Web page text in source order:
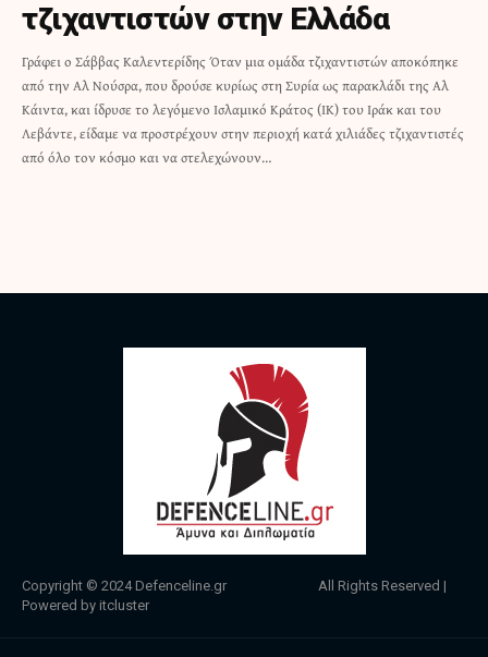
τζιχαντιστών στην Ελλάδα
Γράφει ο Σάββας Καλεντερίδης Όταν μια ομάδα τζιχαντιστών αποκόπηκε
από την Αλ Νούσρα, που δρούσε κυρίως στη Συρία ως παρακλάδι της Αλ
Κάιντα, και ίδρυσε το λεγόμενο Ισλαμικό Κράτος (ΙΚ) του Ιράκ και του
Λεβάντε, είδαμε να προστρέχουν στην περιοχή κατά χιλιάδες τζιχαντιστές
από όλο τον κόσμο και να στελεχώνουν…
Copyright © 2024 Defenceline.gr All Rights Reserved |
Powered by itcluster